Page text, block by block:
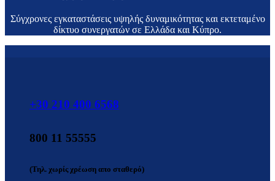
Σύγχρονες εγκαταστάσεις υψηλής δυναμικότητας και εκτεταμένο
δίκτυο συνεργατών σε Ελλάδα και Κύπρο.
+30 210 400 6568
800 11 55555
(Τηλ. χωρίς χρέωση απο σταθερό)